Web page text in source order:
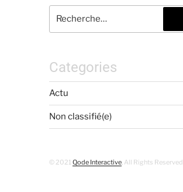
Categories
Actu
Non classifié(e)
© 2021 Qode Interactive , All Rights Reserved